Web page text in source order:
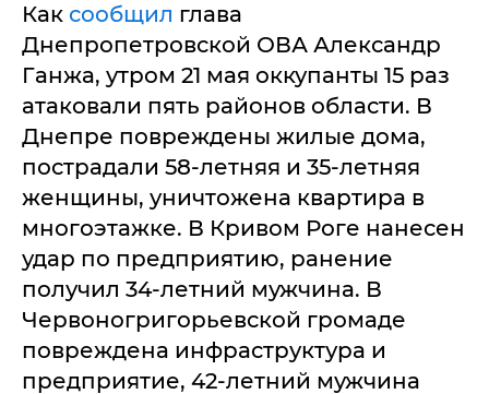
Как сообщил глава
Днепропетровской ОВА Александр
Ганжа, утром 21 мая оккупанты 15 раз
атаковали пять районов области. В
Днепре повреждены жилые дома,
пострадали 58-летняя и 35-летняя
женщины, уничтожена квартира в
многоэтажке. В Кривом Роге нанесен
удар по предприятию, ранение
получил 34-летний мужчина. В
Червоногригорьевской громаде
повреждена инфраструктура и
предприятие, 42-летний мужчина